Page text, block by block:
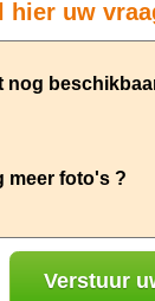
hier uw